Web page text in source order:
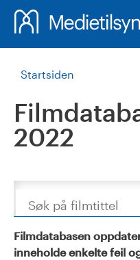
Startsiden
2022
Søk
Filmdatabasen
inneholde enkelte feil